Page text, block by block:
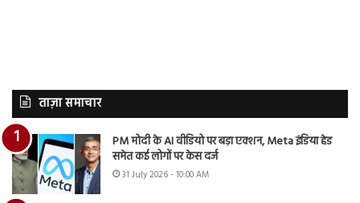
ताज़ा समाचार
PM मोदी के AI वीडियो पर बड़ा एक्शन, Meta इंडिया हेड
समेत कई लोगों पर केस दर्ज
31 July 2026 - 10:00 AM